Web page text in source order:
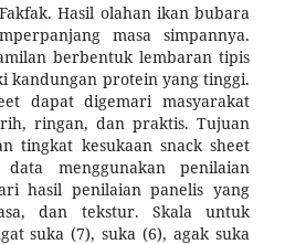
Hasil olahan ikan bubara
masa simpannya.
berbentuk lembaran tipis
kandungan protein yang tinggi.
dapat digemari masyarakat
ringan, dan praktis. Tujuan
tingkat kesukaan snack sheet
menggunakan penilaian
hasil penilaian panelis yang
dan tekstur. Skala untuk
suka (7), suka (6), agak suka